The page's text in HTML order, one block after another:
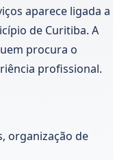
aparece ligada a
de Curitiba. A
procura o
profissional.
organização de